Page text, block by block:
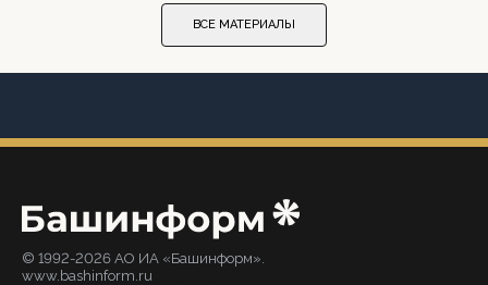
ВСЕ МАТЕРИАЛЫ
© 1992-2026 АО ИА «Башинформ».
www.bashinform.ru